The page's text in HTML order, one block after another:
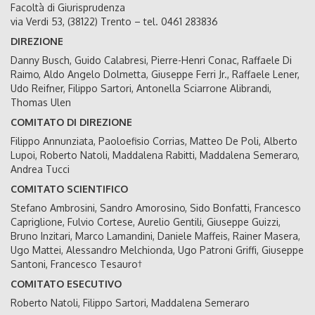
Facoltà di Giurisprudenza
via Verdi 53, (38122) Trento – tel. 0461 283836
DIREZIONE
Danny Busch, Guido Calabresi, Pierre-Henri Conac, Raffaele Di
Raimo, Aldo Angelo Dolmetta, Giuseppe Ferri Jr., Raffaele Lener,
Udo Reifner, Filippo Sartori, Antonella Sciarrone Alibrandi,
Thomas Ulen
COMITATO DI DIREZIONE
Filippo Annunziata, Paoloefisio Corrias, Matteo De Poli, Alberto
Lupoi, Roberto Natoli, Maddalena Rabitti, Maddalena Semeraro,
Andrea Tucci
COMITATO SCIENTIFICO
Stefano Ambrosini, Sandro Amorosino, Sido Bonfatti, Francesco
Capriglione, Fulvio Cortese, Aurelio Gentili, Giuseppe Guizzi,
Bruno Inzitari, Marco Lamandini, Daniele Maffeis, Rainer Masera,
Ugo Mattei, Alessandro Melchionda, Ugo Patroni Griffi, Giuseppe
Santoni, Francesco Tesauro†
COMITATO ESECUTIVO
Roberto Natoli, Filippo Sartori, Maddalena Semeraro